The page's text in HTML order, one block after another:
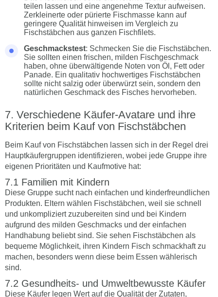
teilen lassen und eine angenehme Textur aufweisen.
Zerkleinerte oder pürierte Fischmasse kann auf
geringere Qualität hinweisen im Vergleich zu
Fischstäbchen aus ganzen Fischfilets.
Geschmackstest: Schmecken Sie die Fischstäbchen.
Sie sollten einen frischen, milden Fischgeschmack
haben, ohne überwältigende Noten von Öl, Fett oder
Panade. Ein qualitativ hochwertiges Fischstäbchen
sollte nicht salzig oder überwürzt sein, sondern den
natürlichen Geschmack des Fisches hervorheben.
Verschiedene Käufer-Avatare und ihre
Kriterien beim Kauf von Fischstäbchen
Beim Kauf von Fischstäbchen lassen sich in der Regel drei
Hauptkäufergruppen identifizieren, wobei jede Gruppe ihre
eigenen Prioritäten und Kaufmotive hat:
Familien mit Kindern
Diese Gruppe sucht nach einfachen und kinderfreundlichen
Produkten. Eltern wählen Fischstäbchen, weil sie schnell
und unkompliziert zuzubereiten sind und bei Kindern
aufgrund des milden Geschmacks und der einfachen
Handhabung beliebt sind. Sie sehen Fischstäbchen als
bequeme Möglichkeit, ihren Kindern Fisch schmackhaft zu
machen, besonders wenn diese beim Essen wählerisch
sind.
Gesundheits- und Umweltbewusste Käufer
Diese Käufer legen Wert auf die Qualität der Zutaten,